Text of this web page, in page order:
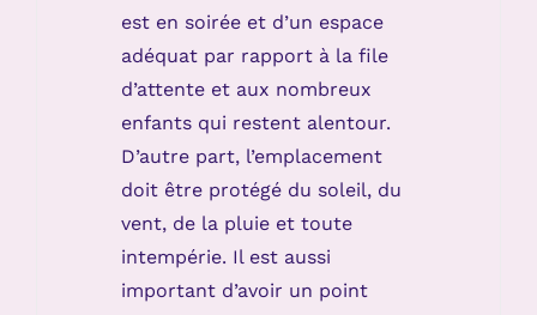
est en soirée et d’un espace
adéquat par rapport à la file
d’attente et aux nombreux
enfants qui restent alentour.
D’autre part, l’emplacement
doit être protégé du soleil, du
vent, de la pluie et toute
intempérie. Il est aussi
important d’avoir un point